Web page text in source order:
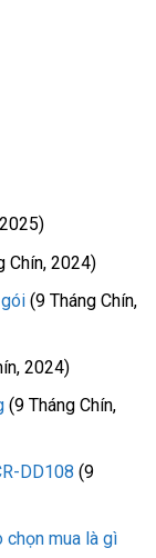
Chín, 2024)
(9 Tháng Chín,
2024)
(9 Tháng Chín,
DD108 (9
chọn mua là gì